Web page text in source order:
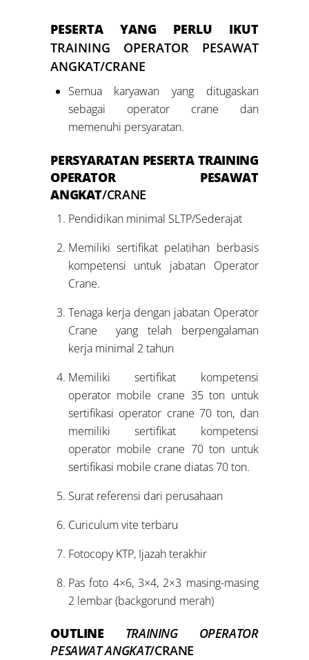
PESERTA YANG PERLU IKUT
TRAINING OPERATOR PESAWAT
ANGKAT/CRANE
Semua karyawan yang ditugaskan
sebagai operator crane dan
memenuhi persyaratan.
PERSYARATAN PESERTA TRAINING
OPERATOR PESAWAT
ANGKAT/CRANE
Pendidikan minimal SLTP/Sederajat
Memiliki sertifikat pelatihan berbasis
kompetensi untuk jabatan Operator
Crane.
Tenaga kerja dengan jabatan Operator
Crane yang telah berpengalaman
kerja minimal 2 tahun
Memiliki sertifikat kompetensi
operator mobile crane 35 ton untuk
sertifikasi operator crane 70 ton, dan
memiliki sertifikat kompetensi
operator mobile crane 70 ton untuk
sertifikasi mobile crane diatas 70 ton.
Surat referensi dari perusahaan
Curiculum vite terbaru
Fotocopy KTP, Ijazah terakhir
Pas foto 4×6, 3×4, 2×3 masing-masing
2 lembar (backgorund merah)
OUTLINE TRAINING OPERATOR
PESAWAT ANGKAT/CRANE